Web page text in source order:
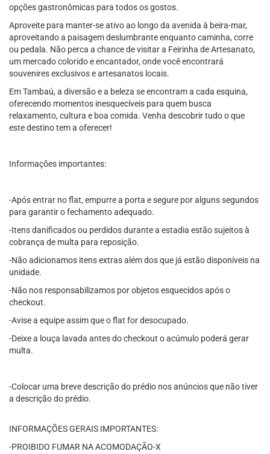
opções gastronômicas para todos os gostos.
Aproveite para manter-se ativo ao longo da avenida à beira-mar,
aproveitando a paisagem deslumbrante enquanto caminha, corre
ou pedala. Não perca a chance de visitar a Feirinha de Artesanato,
um mercado colorido e encantador, onde você encontrará
souvenires exclusivos e artesanatos locais.
Em Tambaú, a diversão e a beleza se encontram a cada esquina,
oferecendo momentos inesquecíveis para quem busca
relaxamento, cultura e boa comida. Venha descobrir tudo o que
este destino tem a oferecer!
Informações importantes:
-Após entrar no flat, empurre a porta e segure por alguns segundos
para garantir o fechamento adequado.
-Itens danificados ou perdidos durante a estadia estão sujeitos à
cobrança de multa para reposição.
-Não adicionamos itens extras além dos que já estão disponíveis na
unidade.
-Não nos responsabilizamos por objetos esquecidos após o
checkout.
-Avise a equipe assim que o flat for desocupado.
-Deixe a louça lavada antes do checkout o acúmulo poderá gerar
multa.
-Colocar uma breve descrição do prédio nos anúncios que não tiver
a descrição do prédio.
INFORMAÇÕES GERAIS IMPORTANTES:
-PROIBIDO FUMAR NA ACOMODAÇÃO-X